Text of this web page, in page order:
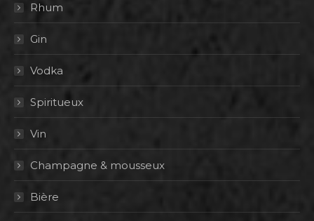
Rhum
Gin
Vodka
Spiritueux
Vin
Champagne & mousseux
Bière